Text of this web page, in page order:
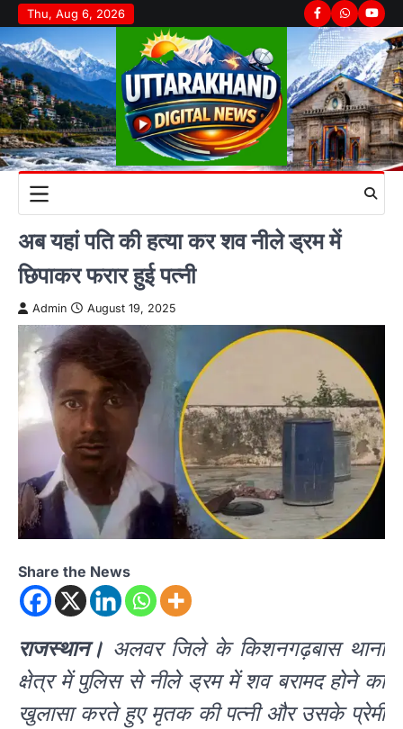
Skip
to
content
Thu, Aug 6, 2026 Facebook
Whatsapp
अब यहां पति की हत्या कर शव नीले ड्रम में
छिपाकर फरार हुई पत्नी
Admin August 19, 2025
Share the News
राजस्थान। अलवर जिले के किशनगढ़बास थाना
क्षेत्र में पुलिस से नीले ड्रम में शव बरामद होने का
खुलासा करते हुए मृतक की पत्नी और उसके प्रेमी